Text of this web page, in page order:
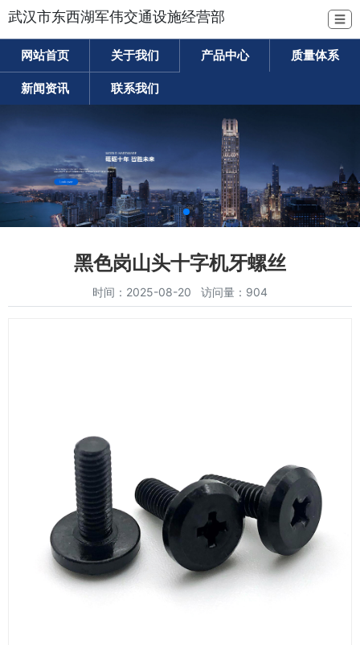
武汉市东西湖军伟交通设施经营部 ☰
网站首页 关于我们 产品中心 质量体系
新闻资讯 联系我们
黑色岗山头十字机牙螺丝
时间：2025-08-20 访问量：904